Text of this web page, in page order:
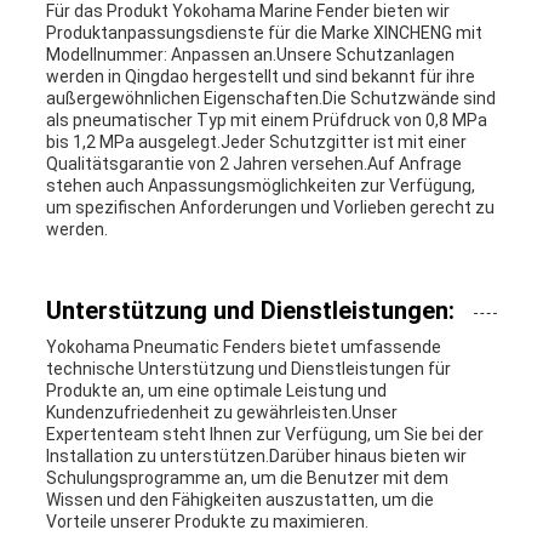
Für das Produkt Yokohama Marine Fender bieten wir
Produktanpassungsdienste für die Marke XINCHENG mit
Modellnummer: Anpassen an.Unsere Schutzanlagen
werden in Qingdao hergestellt und sind bekannt für ihre
außergewöhnlichen Eigenschaften.Die Schutzwände sind
als pneumatischer Typ mit einem Prüfdruck von 0,8 MPa
bis 1,2 MPa ausgelegt.Jeder Schutzgitter ist mit einer
Qualitätsgarantie von 2 Jahren versehen.Auf Anfrage
stehen auch Anpassungsmöglichkeiten zur Verfügung,
um spezifischen Anforderungen und Vorlieben gerecht zu
werden.
Unterstützung und Dienstleistungen:
Yokohama Pneumatic Fenders bietet umfassende
technische Unterstützung und Dienstleistungen für
Produkte an, um eine optimale Leistung und
Kundenzufriedenheit zu gewährleisten.Unser
Expertenteam steht Ihnen zur Verfügung, um Sie bei der
Installation zu unterstützen.Darüber hinaus bieten wir
Schulungsprogramme an, um die Benutzer mit dem
Wissen und den Fähigkeiten auszustatten, um die
Vorteile unserer Produkte zu maximieren.